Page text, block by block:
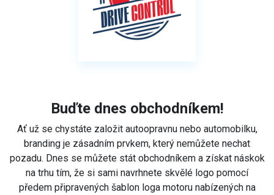
Buďte dnes obchodníkem!
Ať už se chystáte založit autoopravnu nebo automobilku,
branding je zásadním prvkem, který nemůžete nechat
pozadu. Dnes se můžete stát obchodníkem a získat náskok
na trhu tím, že si sami navrhnete skvělé logo pomocí
předem připravených šablon loga motoru nabízených na